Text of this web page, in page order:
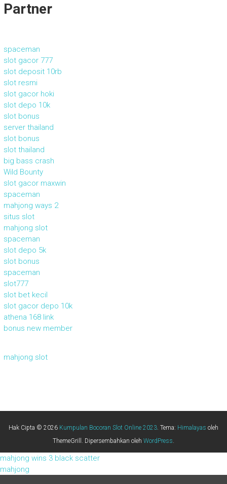
Partner
spaceman
slot gacor 777
slot deposit 10rb
slot resmi
slot gacor hoki
slot depo 10k
slot bonus
server thailand
slot bonus
slot thailand
big bass crash
Wild Bounty
slot gacor maxwin
spaceman
mahjong ways 2
situs slot
mahjong slot
spaceman
slot depo 5k
slot bonus
spaceman
slot777
slot bet kecil
slot gacor depo 10k
athena 168 link
bonus new member
mahjong slot
Hak Cipta © 2026 Kumpulan Bocoran Slot Online 2023. Tema: Himalayas oleh
ThemeGrill. Dipersembahkan oleh WordPress.
mahjong wins 3 black scatter
mahjong